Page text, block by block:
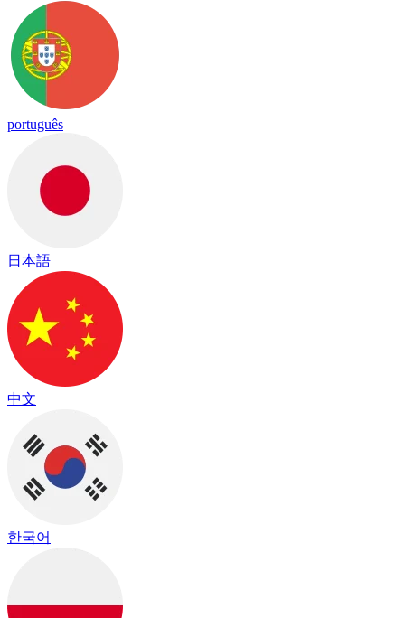
português
日本語
中文
한국어